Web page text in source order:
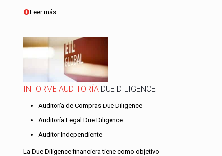
Leer más
INFORME AUDITORÍA DUE DILIGENCE
Auditoría de Compras Due Diligence
Auditoría Legal Due Diligence
Auditor Independiente
La Due Diligence financiera tiene como objetivo